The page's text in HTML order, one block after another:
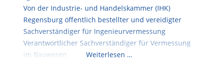
Von der Industrie- und Handelskammer (IHK)
Regensburg öffentlich bestellter und vereidigter
Sachverständiger für Ingenieurvermessung
Verantwortlicher Sachverständiger für Vermessung
im Bauwesen
Weiterlesen …